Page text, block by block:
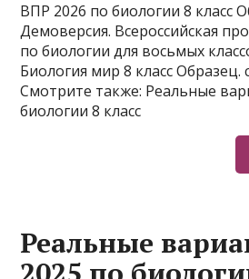
ВПР 2026 по биологии 8 класс
Демоверсия. Всероссийская
по биологии для восьмых
Биология мир 8 класс Образец.
Смотрите также: Реальные
биологии 8 класс
Реальные